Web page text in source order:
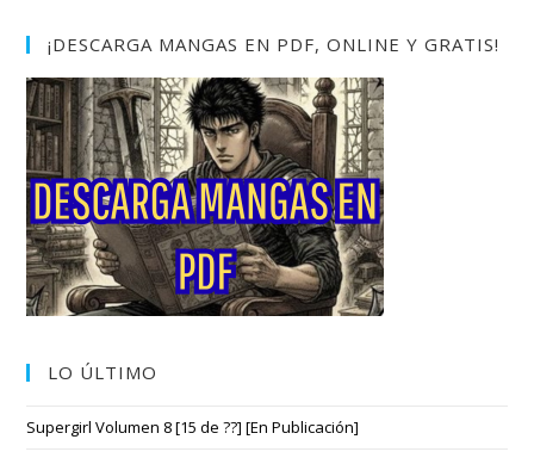
¡DESCARGA MANGAS EN PDF, ONLINE Y GRATIS!
LO ÚLTIMO
Supergirl Volumen 8 [15 de ??] [En Publicación]